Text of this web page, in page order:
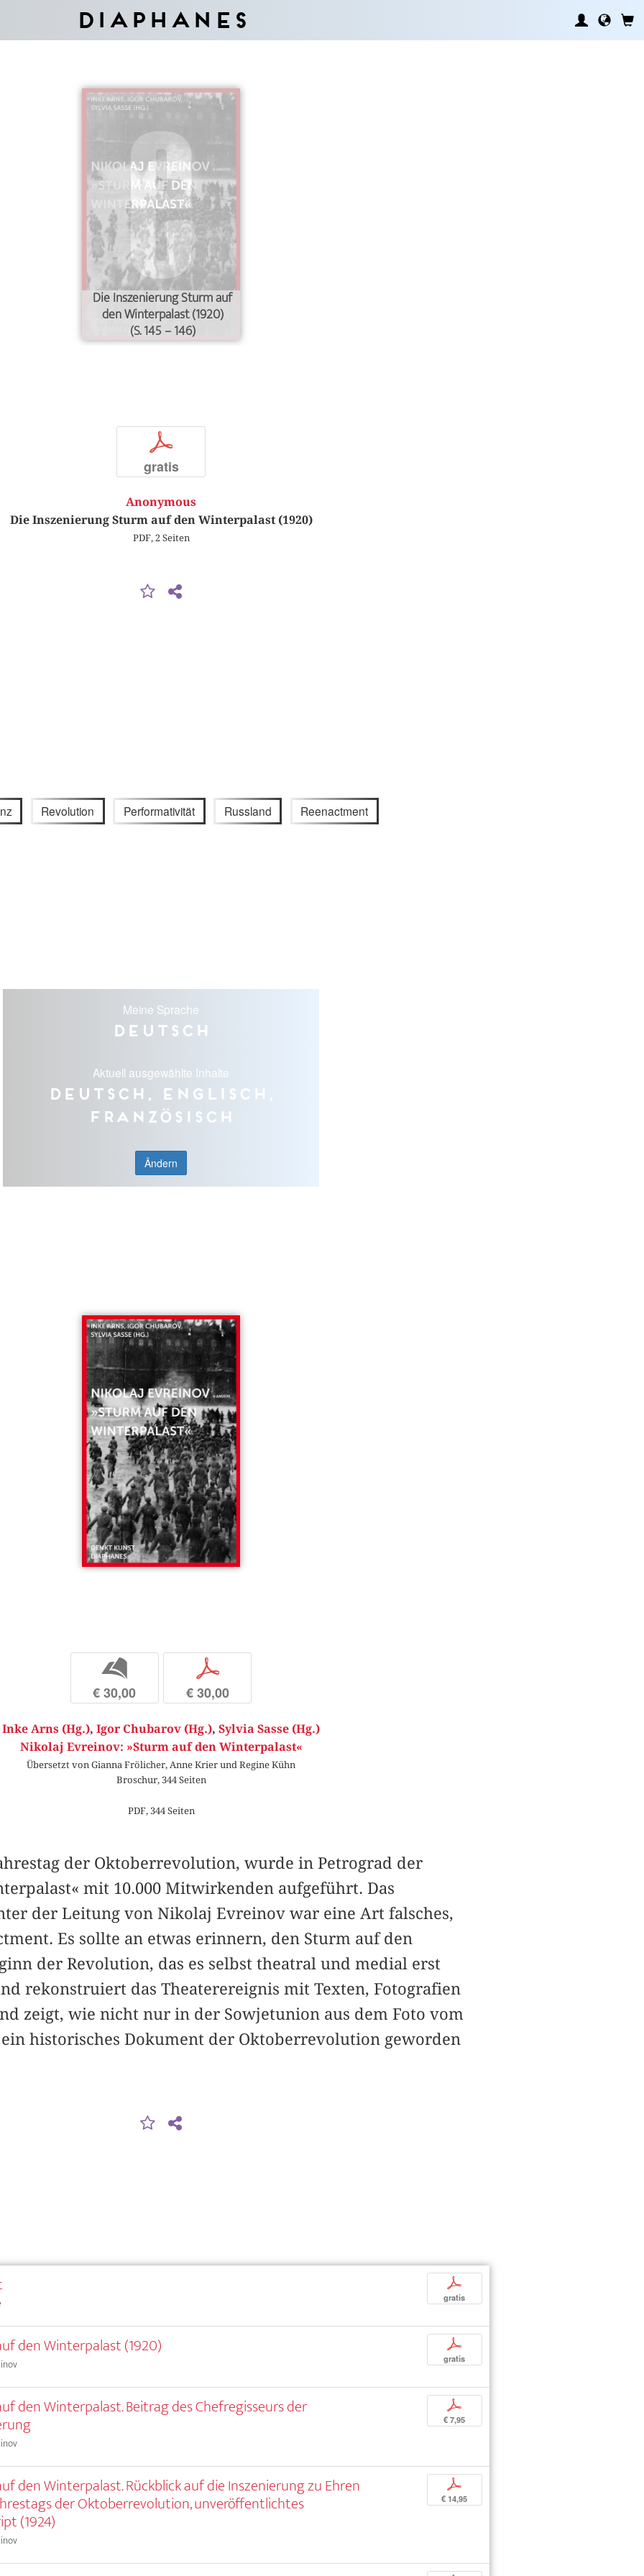
Diaphanes
Die Inszenierung Sturm auf
den Winterpalast (1920)
(S. 145 – 146)
p
gratis
Anonymous
Die Inszenierung Sturm auf den Winterpalast (1920)
PDF, 2 Seiten
Revolution Performativität Russland Reenactment
Meine Sprache
Deutsch
Aktuell ausgewählte Inhalte
Deutsch, Englisch,
Französisch
Ändern
b
€ 30,00
p
€ 30,00
Inke Arns (Hg.), Igor Chubarov (Hg.), Sylvia Sasse (Hg.)
Nikolaj Evreinov: »Sturm auf den Winterpalast«
Übersetzt von Gianna Frölicher, Anne Krier und Regine Kühn
Broschur, 344 Seiten
PDF, 344 Seiten
der Oktoberrevolution, wurde in Petrograd der
mit 10.000 Mitwirkenden aufgeführt. Das
der Leitung von Nikolaj Evreinov war eine Art falsches,
Es sollte an etwas erinnern, den Sturm auf den
der Revolution, das es selbst theatral und medial erst
rekonstruiert das Theaterereignis mit Texten, Fotografien
zeigt, wie nicht nur in der Sowjetunion aus dem Foto vom
historisches Dokument der Oktober­revolution geworden
p
gratis
den Winterpalast (1920) p
gratis
den Winterpalast. Beitrag des Chefregisseurs der p
€ 7,95
den Winterpalast. Rückblick auf die Inszenierung zu Ehren
der Oktoberrevolution, unveröffentlichtes
(1924)
p
€ 14,95